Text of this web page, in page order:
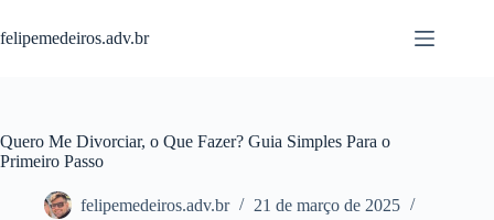
para
o
felipemedeiros.adv.br
Quero Me Divorciar, o Que Fazer? Guia Simples Para o
Primeiro Passo
felipemedeiros.adv.br
21 de março de 2025